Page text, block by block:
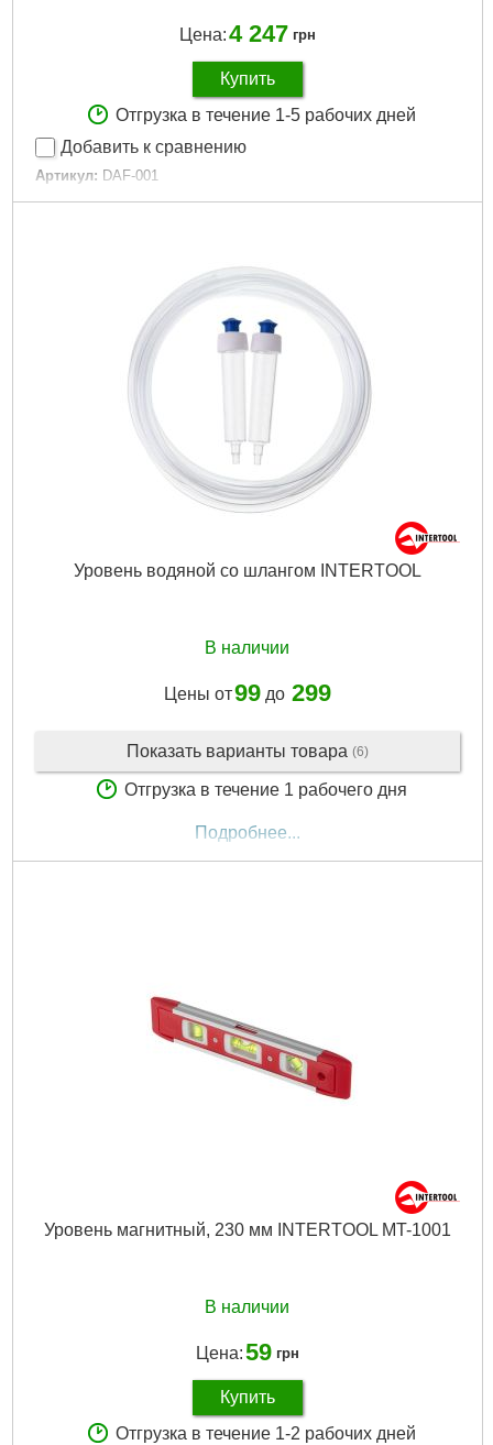
Цена:4 247 грн
Купить
Отгрузка в течение 1-5 рабочих дней
Добавить к сравнению
Артикул: DAF-001
Код товара: 24.69.99
Подробнее...
Уровень водяной со шлангом INTERTOOL
В наличии
Цены от99до 299
Показать варианты товара (6)
Отгрузка в течение 1 рабочего дня
Подробнее...
Уровень магнитный, 230 мм INTERTOOL MT-1001
В наличии
Цена:59 грн
Купить
Отгрузка в течение 1-2 рабочих дней